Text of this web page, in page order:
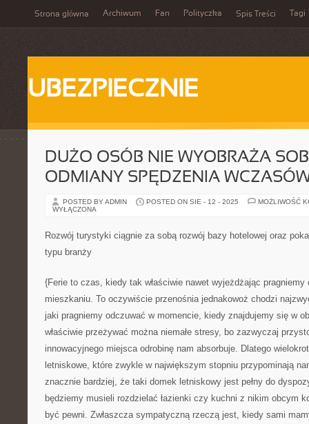
Strona główna Archiwum Fan Polityczka Spis Treści Tagi
UBEZPIECZNIE
DUŻO OSÓB NIE WYOBRAŻA
ODMIANY SPĘDZENIA
POSTED BY ADMIN POSTED ON SIE - 12 - 2025
MOŻLIWOŚĆ
WYŁĄCZONA
Rozwój turystyki ciągnie za sobą rozwój bazy hotelowej oraz
typu branży
{Ferie to czas, kiedy tak właściwie nawet wyjeżdżając
mieszkaniu. To oczywiście przenośnia jednakowoż chodzi
jaki pragniemy odczuwać w momencie, kiedy znajdujemy się w
właściwie przeżywać można niemałe stresy, bo zazwyczaj
innowacyjnego miejsca odrobinę nam absorbuje. Dlatego
letniskowe, które zwykle w największym stopniu przypominają
znacznie bardziej, że taki domek letniskowy jest pełny do
będziemy musieli rozdzielać łazienki czy kuchni z nikim obcym
być pewni. Zwłaszcza sympatyczną rzeczą jest, kiedy sami